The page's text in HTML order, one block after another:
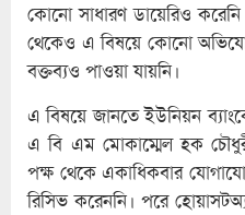
কোনো সাধারণ ডায়েরিও করেনি
থেকেও এ বিষয়ে কোনো
বক্তব্যও পাওয়া যায়নি।
এ বিষয়ে জানতে ইউনিয়ন
এ বি এম মোকাম্মেল হক
পক্ষ থেকে একাধিকবার
রিসিভ করেননি। পরে